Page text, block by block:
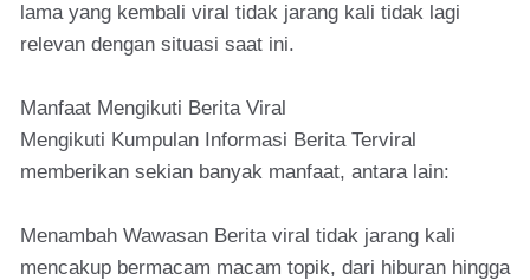
lama yang kembali viral tidak jarang kali tidak lagi
relevan dengan situasi saat ini.
Manfaat Mengikuti Berita Viral
Mengikuti Kumpulan Informasi Berita Terviral
memberikan sekian banyak manfaat, antara lain:
Menambah Wawasan Berita viral tidak jarang kali
mencakup bermacam macam topik, dari hiburan hingga